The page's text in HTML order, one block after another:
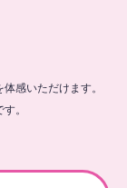
感いただけます。
。